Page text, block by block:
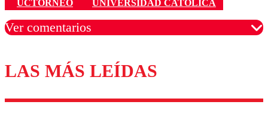
UCTORNEO
UNIVERSIDAD CATÓLICA
Ver comentarios
Los comentarios son moderados para garantizar un
diálogo respetuoso.
LAS MÁS LEÍDAS